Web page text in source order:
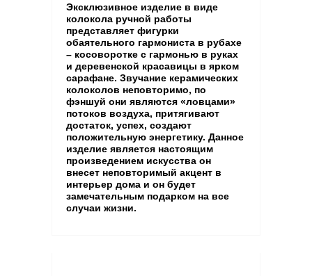
Эксклюзивное изделие в виде
колокола ручной работы
представляет фигурки
обаятельного гармониста в рубахе
– косоворотке с гармонью в руках
и деревенской красавицы в ярком
сарафане. Звучание керамических
колоколов неповторимо, по
фэншуй они являются «ловцами»
потоков воздуха, притягивают
достаток, успех, создают
положительную энергетику. Данное
изделие является настоящим
произведением искусства он
внесет неповторимый акцент в
интерьер дома и он будет
замечательным подарком на все
случаи жизни.